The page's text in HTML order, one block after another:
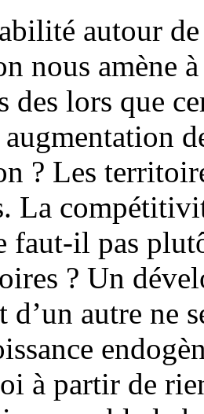
autour
nous amène
des lors que
augmentation
? Les
La
faut-il pas
? Un
d’un autre ne
à partir de